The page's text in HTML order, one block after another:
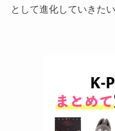
として進化していきた